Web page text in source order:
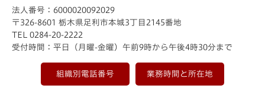
法人番号：6000020092029
〒326-8601 栃木県足利市本城3丁目2145番地
TEL 0284-20-2222
受付時間：平日（月曜-金曜）午前9時から午後4時30分まで
組織別電話番号 業務時間と所在地